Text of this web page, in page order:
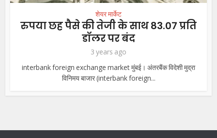
शेयर मार्केट
रुपया छह पैसे की तेजी के साथ 83.07 प्रति
डॉलर पर बंद
3 years ago
interbank foreign exchange market मुंबई। अंतरबैंक विदेशी मुद्रा
विनिमय बाजार (interbank foreign...